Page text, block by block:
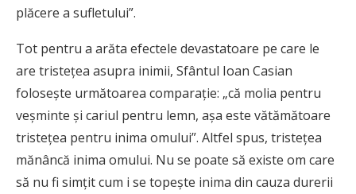
plăcere a sufletului”.
Tot pentru a arăta efectele devastatoare pe care le
are tristeţea asupra inimii, Sfântul Ioan Casian
foloseşte următoarea comparaţie: „că molia pentru
veşminte şi cariul pentru lemn, aşa este vătămătoare
tristeţea pentru inima omului”. Altfel spus, tristeţea
mănâncă inima omului. Nu se poate să existe om care
să nu fi simţit cum i se topeşte inima din cauza durerii